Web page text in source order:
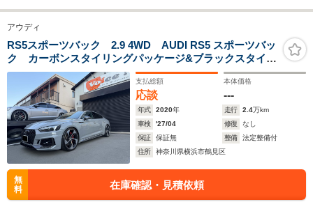
アウディ
RS5スポーツバック 2.9 4WD AUDI RS5 スポーツバッ
ク カーボンスタイリングパッケージ&ブラックスタイリ
ングパッケージ・サンルーフ機能付き&パワーシート&シ
ートヒーター機能付き・KW製車高調機能HAS装備・ABT
マフラー
支払総額
応談
本体価格
---
年式 2020年 走行 2.4万km
車検
'27/04 修復
なし
保証
保証無 整備
法定整備付
住所
神奈川県横浜市鶴見区
無
料
在庫確認・見積依頼